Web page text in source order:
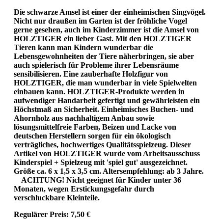
Die schwarze Amsel ist einer der einheimischen Singvögel.
Nicht nur draußen im Garten ist der fröhliche Vogel
gerne gesehen, auch im Kinderzimmer ist die Amsel von
HOLZTIGER ein lieber Gast. Mit den HOLZTIGER
Tieren kann man Kindern wunderbar die
Lebensgewohnheiten der Tiere näherbringen, sie aber
auch spielerisch für Probleme ihrer Lebensräume
sensibilisieren. Eine zauberhafte Holzfigur von
HOLZTIGER, die man wunderbar in viele Spielwelten
einbauen kann. HOLZTIGER-Produkte werden in
aufwendiger Handarbeit gefertigt und gewährleisten ein
Höchstmaß an Sicherheit. Einheimisches Buchen- und
Ahornholz aus nachhaltigem Anbau sowie
lösungsmittelfreie Farben, Beizen und Lacke von
deutschen Herstellern sorgen für ein ökologisch
verträgliches, hochwertiges Qualitätsspielzeug. Dieser
Artikel von HOLZTIGER wurde vom Arbeitsausschuss
Kinderspiel + Spielzeug mit 'spiel gut' ausgezeichnet.
Größe ca. 6 x 1,5 x 3,5 cm. Altersempfehlung: ab 3 Jahre.
ACHTUNG! Nicht geeignet für Kinder unter 36
Monaten, wegen Erstickungsgefahr durch
verschluckbare Kleinteile.
Regulärer Preis: 7,50 €